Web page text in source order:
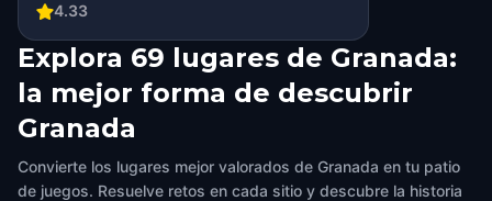
4.33
Explora 69 lugares de Granada:
la mejor forma de descubrir
Granada
Convierte los lugares mejor valorados de Granada en tu patio
de juegos. Resuelve retos en cada sitio y descubre la historia